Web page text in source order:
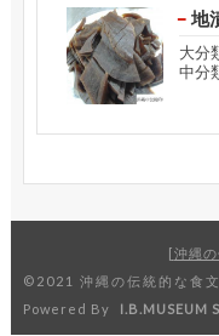
地
大分
中分
沖縄
©2021 沖縄の伝統的な
Powered By
I.B.MUSEUM